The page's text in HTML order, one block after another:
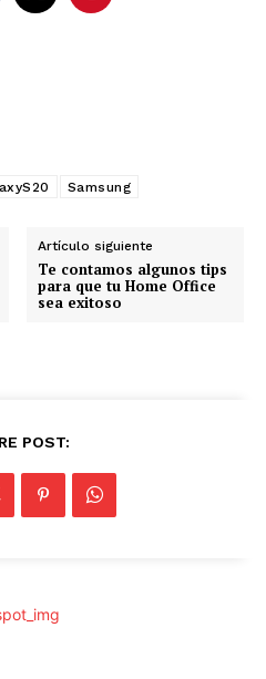
Samsung
Artículo siguiente
Te contamos algunos tips
para que tu Home Office
sea exitoso
POST: